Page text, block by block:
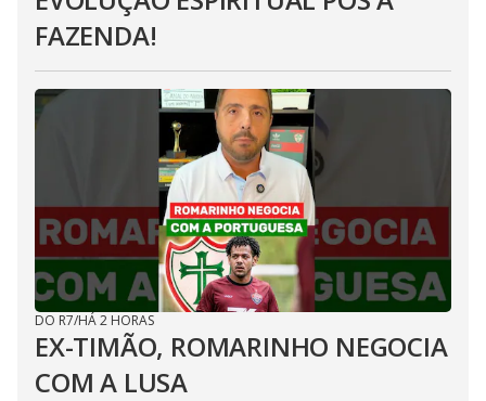
FAZENDA!
DO R7/HÁ 2 HORAS
EX-TIMÃO, ROMARINHO NEGOCIA
COM A LUSA